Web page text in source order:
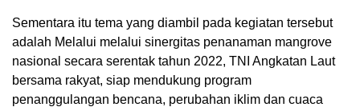
Sementara itu tema yang diambil pada kegiatan tersebut
adalah Melalui melalui sinergitas penanaman mangrove
nasional secara serentak tahun 2022, TNI Angkatan Laut
bersama rakyat, siap mendukung program
penanggulangan bencana, perubahan iklim dan cuaca